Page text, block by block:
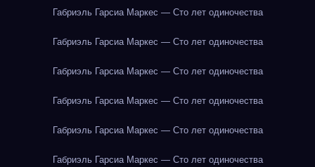
Габриэль Гарсиа Маркес — Сто лет одиночества
Габриэль Гарсиа Маркес — Сто лет одиночества
Габриэль Гарсиа Маркес — Сто лет одиночества
Габриэль Гарсиа Маркес — Сто лет одиночества
Габриэль Гарсиа Маркес — Сто лет одиночества
Габриэль Гарсиа Маркес — Сто лет одиночества